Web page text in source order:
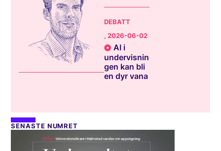
DEBATT
, 2026-06-02
AI i
undervisnin
gen kan bli
en dyr vana
SENASTE NUMRET